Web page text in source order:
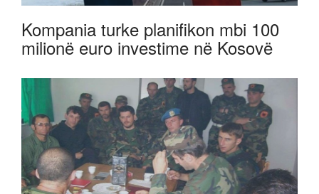
Kompania turke planifikon mbi 100
milionë euro investime në Kosovë